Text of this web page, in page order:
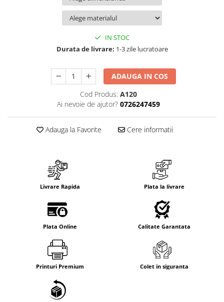
Indicatoare de Interzicere
Indicatoare de Obligativitate
IN STOC
Durata de livrare: 1-3 zile lucratoare
ADAUGA IN COS
Cod Produs: A120
Ai nevoie de ajutor? 0726247459
Adauga la Favorite Cere informatii
Livrare Rapida Plata la livrare
Plata Online Calitate Garantata
Printuri Premium Colet in siguranta